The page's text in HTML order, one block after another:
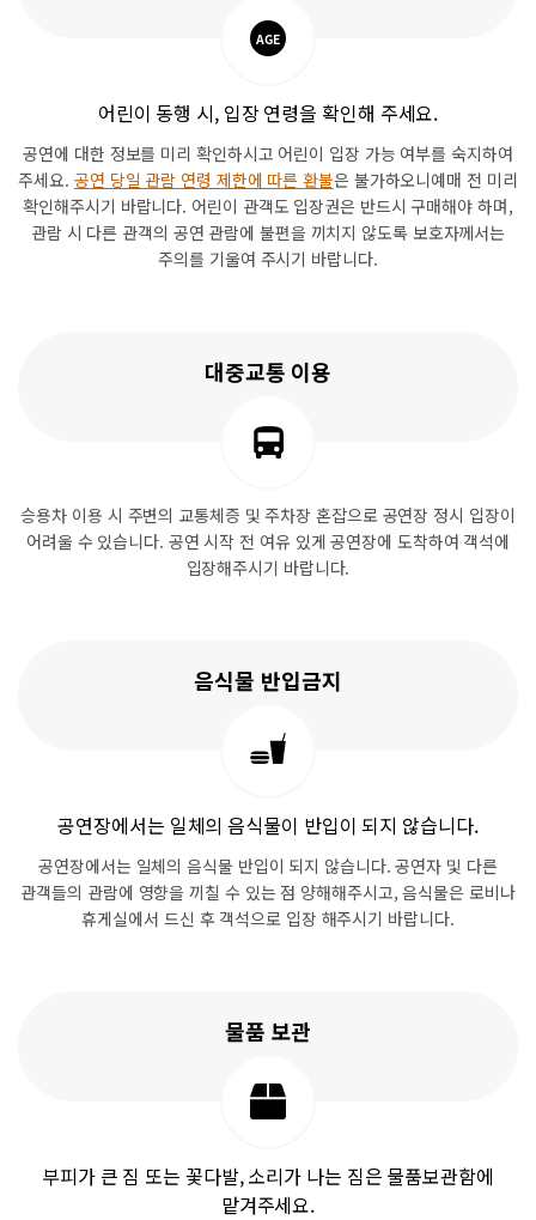
어린이 동행 시, 입장 연령을 확인해 주세요.
공연에 대한 정보를 미리 확인하시고 어린이 입장 가능 여부를 숙지하여
주세요. 공연 당일 관람 연령 제한에 따른 환불은 불가하오니예매 전 미리
확인해주시기 바랍니다. 어린이 관객도 입장권은 반드시 구매해야 하며,
관람 시 다른 관객의 공연 관람에 불편을 끼치지 않도록 보호자께서는
주의를 기울여 주시기 바랍니다.
대중교통 이용
승용차 이용 시 주변의 교통체증 및 주차장 혼잡으로 공연장 정시 입장이
어려울 수 있습니다. 공연 시작 전 여유 있게 공연장에 도착하여 객석에
입장해주시기 바랍니다.
음식물 반입금지
공연장에서는 일체의 음식물이 반입이 되지 않습니다.
공연장에서는 일체의 음식물 반입이 되지 않습니다. 공연자 및 다른
관객들의 관람에 영향을 끼칠 수 있는 점 양해해주시고, 음식물은 로비나
휴게실에서 드신 후 객석으로 입장 해주시기 바랍니다.
물품 보관
부피가 큰 짐 또는 꽃다발, 소리가 나는 짐은 물품보관함에
맡겨주세요.